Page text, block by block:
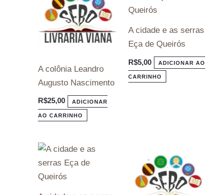
A colônia Leandro
Augusto Nascimento
R$25,00 ADICIONAR
AO CARRINHO
A cidade e as serras
Eça de Queirós
R$5,00 ADICIONAR AO
CARRINHO